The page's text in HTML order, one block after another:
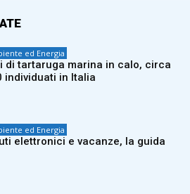
ed Energia
di tartaruga marina in calo, circa
individuati in Italia
ed Energia
elettronici e vacanze, la guida